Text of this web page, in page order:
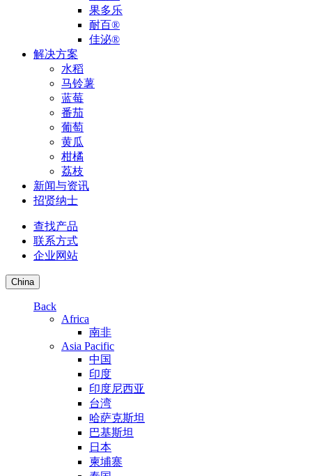
果多乐
耐百®
佳泌®
解决方案
水稻
马铃薯
蓝莓
番茄
葡萄
黄瓜
柑橘
荔枝
新闻与资讯
招贤纳士
查找产品
联系方式
企业网站
China
Back
Africa
南非
Asia Pacific
中国
印度
印度尼西亚
台湾
哈萨克斯坦
巴基斯坦
日本
柬埔寨